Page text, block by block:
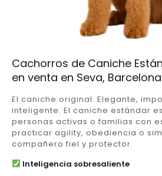
Cachorros de Caniche
en venta en Seva, Barcelona
El caniche original. Elegante,
inteligente. El caniche estándar
personas activas o familias con
practicar agility, obediencia o
compañero fiel y protector.
Inteligencia sobresaliente